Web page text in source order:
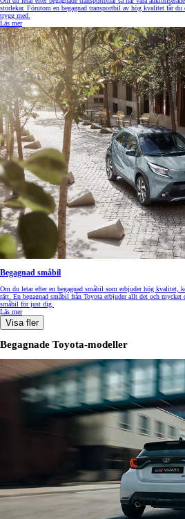
storlekar. Förutom en begagnad transportbil av hög kvalitet får
trygg med.
Läs mer
Begagnad småbil
Om du letar efter en begagnad småbil som erbjuder hög kvalitet,
rätt. En begagnad småbil från Toyota erbjuder allt det och
småbil för just dig.
Läs mer
Visa fler
Begagnade Toyota-modeller